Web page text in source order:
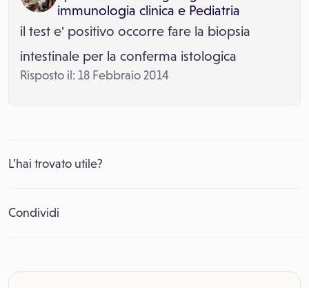
immunologia clinica e Pediatria
il test e' positivo occorre fare la biopsia
intestinale per la conferma istologica
Risposto il: 18 Febbraio 2014
L’hai trovato utile?
Condividi